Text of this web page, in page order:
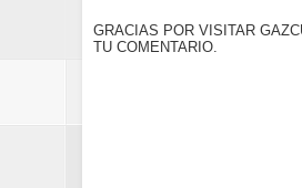
GRACIAS POR VISITAR
TU COMENTARIO.